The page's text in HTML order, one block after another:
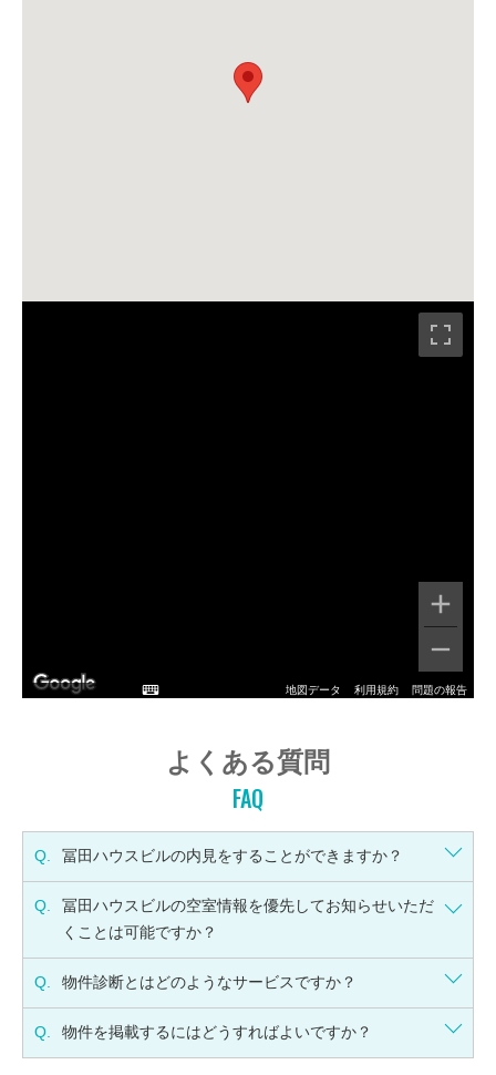
地図データ 利用規約 問題の報告
よくある質問
FAQ
Q. 冨田ハウスビルの内見をすることができますか？
Q.
冨田ハウスビルの空室情報を優先してお知らせいただ
くことは可能ですか？
Q. 物件診断とはどのようなサービスですか？
Q. 物件を掲載するにはどうすればよいですか？